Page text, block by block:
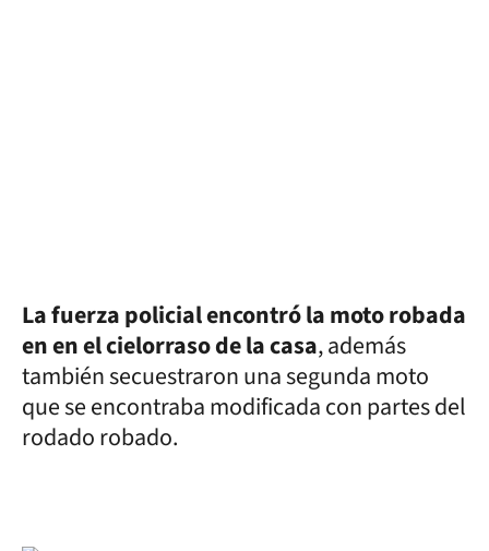
La fuerza policial encontró la moto robada
en en el cielorraso de la casa, además
también secuestraron una segunda moto
que se encontraba modificada con partes del
rodado robado.